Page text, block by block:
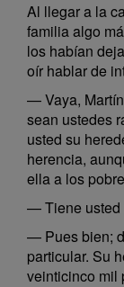
Al llegar a la
familia algo
los habían
oír hablar de
— Vaya,
sean ustedes
usted su
herencia,
ella a los
— Tiene usted
— Pues bien;
particular. Su
veinticinco mil